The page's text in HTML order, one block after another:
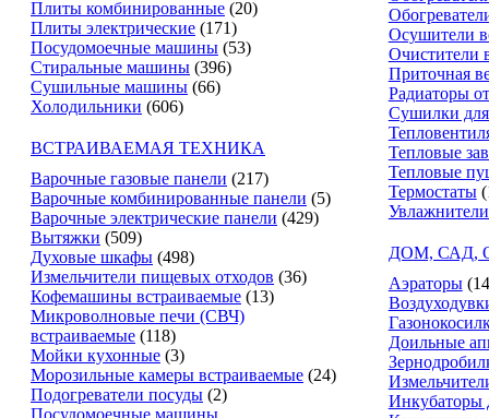
Плиты комбинированные (20)
Плиты электрические (171)
Посудомоечные машины (53)
Стиральные машины (396)
Сушильные машины (66)
Холодильники (606)
ВСТРАИВАЕМАЯ ТЕХНИКА
Варочные газовые панели (217)
Варочные комбинированные панели (5)
Варочные электрические панели (429)
Вытяжки (509)
Духовые шкафы (498)
Измельчители пищевых отходов (36)
Кофемашины встраиваемые (13)
Микроволновые печи (СВЧ)
встраиваемые (118)
Мойки кухонные (3)
Морозильные камеры встраиваемые (24)
Подогреватели посуды (2)
Посудомоечные машины
Осушители
Очистители
Приточная
Радиаторы
Сушилки
Тепловые
Тепловые
Термостаты
ДОМ, САД,
Аэраторы
Доильные
Инкубаторы